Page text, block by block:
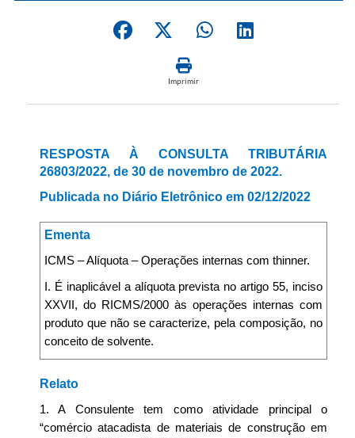
Imprimir
RESPOSTA À CONSULTA TRIBUTÁRIA
26803/2022, de 30 de novembro de 2022.
Publicada no Diário Eletrônico em 02/12/2022
Ementa
ICMS – Alíquota – Operações internas com thinner.
I. É inaplicável a alíquota prevista no artigo 55, inciso
XXVII, do RICMS/2000 às operações internas com
produto que não se caracterize, pela composição, no
conceito de solvente.
Relato
1. A Consulente tem como atividade principal o
“comércio atacadista de materiais de construção em